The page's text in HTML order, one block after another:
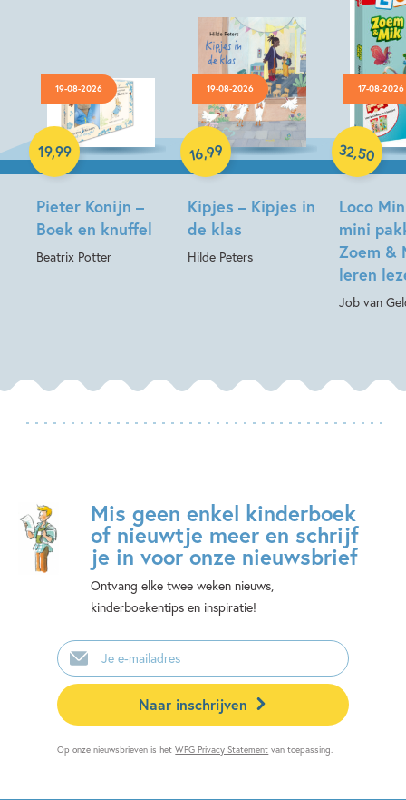
19-08-2026
Pieter Konijn –
Boek en knuffel
Beatrix Potter
19,99
Hardcover
19-08-2026
Kipjes – Kipjes in
de klas
Hilde Peters
16,99
Hardcover
17-08-2026
Loco
mini
Zoem &
leren
Job van
32,50
Paperback
Mis geen enkel kinderboek
of nieuwtje meer en schrijf
je in voor onze nieuwsbrief
Ontvang elke twee weken nieuws,
kinderboekentips en inspiratie!
E-
mailadres
Naar inschrijven
Op onze nieuwsbrieven is hetWPG Privacy Statement van toepassing.